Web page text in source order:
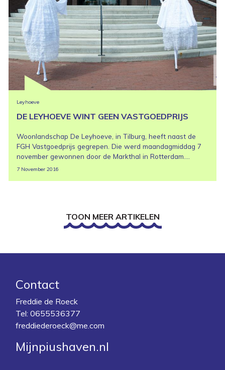
Leyhoeve
DE LEYHOEVE WINT GEEN VASTGOEDPRIJS
Woonlandschap De Leyhoeve, in Tilburg, heeft naast de
FGH Vastgoedprijs gegrepen. Die werd maandagmiddag 7
november gewonnen door de Markthal in Rotterdam....
7 November 2016
TOON MEER ARTIKELEN
Contact
Freddie de Roeck
Tel: 0655536377
freddiederoeck@me.com
Mijnpiushaven.nl